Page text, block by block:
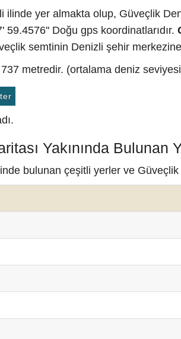
ilinde yer almakta olup, Güveçlik
59.4576'' Doğu gps koordinatlarıdır.
semtinin Denizli şehir
737 metredir. (ortalama deniz
Yakınında Bulunan
bulunan çeşitli yerler ve Güveçlik